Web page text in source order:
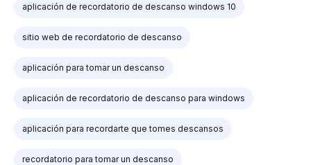
aplicación de recordatorio de descanso windows 10
sitio web de recordatorio de descanso
aplicación para tomar un descanso
aplicación de recordatorio de descanso para windows
aplicación para recordarte que tomes descansos
recordatorio para tomar un descanso